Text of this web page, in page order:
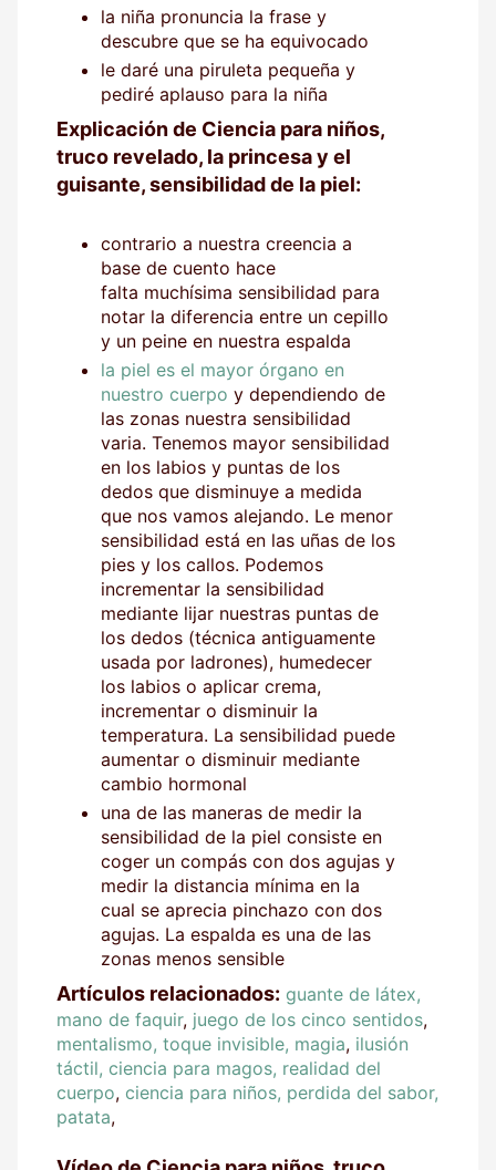
la niña pronuncia la frase y
descubre que se ha equivocado
le daré una piruleta pequeña y
pediré aplauso para la niña
Explicación de Ciencia para niños,
truco revelado, la princesa y el
guisante, sensibilidad de la piel:
contrario a nuestra creencia a
base de cuento hace
falta muchísima sensibilidad para
notar la diferencia entre un cepillo
y un peine en nuestra espalda
la piel es el mayor órgano en
nuestro cuerpo y dependiendo de
las zonas nuestra sensibilidad
varia. Tenemos mayor sensibilidad
en los labios y puntas de los
dedos que disminuye a medida
que nos vamos alejando. Le menor
sensibilidad está en las uñas de los
pies y los callos. Podemos
incrementar la sensibilidad
mediante lijar nuestras puntas de
los dedos (técnica antiguamente
usada por ladrones), humedecer
los labios o aplicar crema,
incrementar o disminuir la
temperatura. La sensibilidad puede
aumentar o disminuir mediante
cambio hormonal
una de las maneras de medir la
sensibilidad de la piel consiste en
coger un compás con dos agujas y
medir la distancia mínima en la
cual se aprecia pinchazo con dos
agujas. La espalda es una de las
zonas menos sensible
Artículos relacionados: guante de látex,
mano de faquir, juego de los cinco sentidos,
mentalismo, toque invisible, magia, ilusión
táctil, ciencia para magos, realidad del
cuerpo, ciencia para niños, perdida del sabor,
patata,